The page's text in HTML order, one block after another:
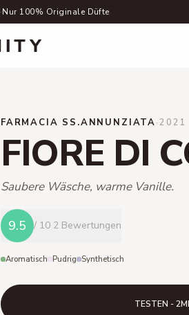
·Nur 100% Originale Düfte
FARMACIA SS.ANNUNZIATA·2021
FIORE DI
Saubere Wäsche, warme Vanille.
9.5 / 10 2 Bewertungen
Aromatisch Pudrig Synthetisch
TESTEN -